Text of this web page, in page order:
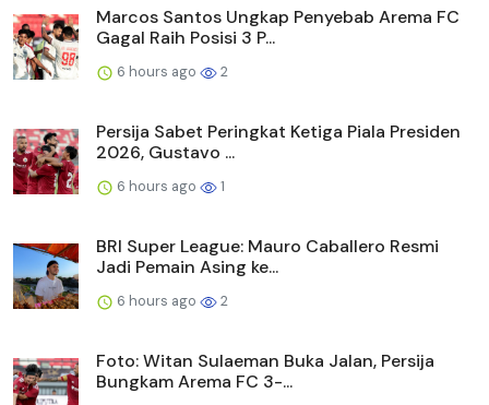
Marcos Santos Ungkap Penyebab Arema FC
Gagal Raih Posisi 3 P...
6 hours ago 2
Persija Sabet Peringkat Ketiga Piala Presiden
2026, Gustavo ...
6 hours ago 1
BRI Super League: Mauro Caballero Resmi
Jadi Pemain Asing ke...
6 hours ago 2
Foto: Witan Sulaeman Buka Jalan, Persija
Bungkam Arema FC 3-...